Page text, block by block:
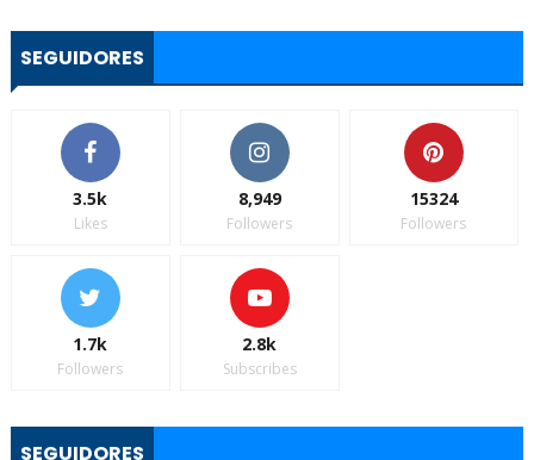
SEGUIDORES
3.5k
Likes
8,949
Followers
15324
Followers
1.7k
Followers
2.8k
Subscribes
SEGUIDORES